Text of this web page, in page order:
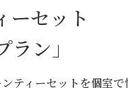
ーセット
ラン」
ティーセットを個室で